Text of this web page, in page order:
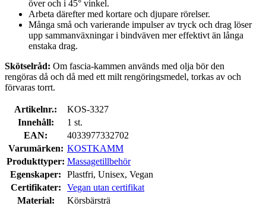
över och i 45° vinkel.
Arbeta därefter med kortare och djupare rörelser.
Många små och varierande impulser av tryck och drag löser
upp sammanväxningar i bindväven mer effektivt än långa
enstaka drag.
Skötselråd: Om fascia-kammen används med olja bör den
rengöras då och då med ett milt rengöringsmedel, torkas av och
förvaras torrt.
Artikelnr.:
KOS-3327
Innehåll:
1 st.
EAN:
4033977332702
Varumärken: KOSTKAMM
Produkttyper: Massagetillbehör
Egenskaper:
Plastfri, Unisex, Vegan
Certifikater:
Vegan utan certifikat
Material:
Körsbärsträ